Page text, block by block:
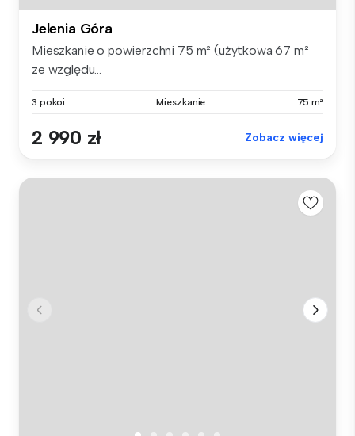
Jelenia Góra
Mieszkanie o powierzchni 75 m² (użytkowa 67 m²
ze względu...
3 pokoi Mieszkanie 75 m²
2 990 zł Zobacz więcej